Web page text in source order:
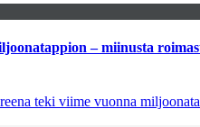
– miinusta
teki viime vuonna